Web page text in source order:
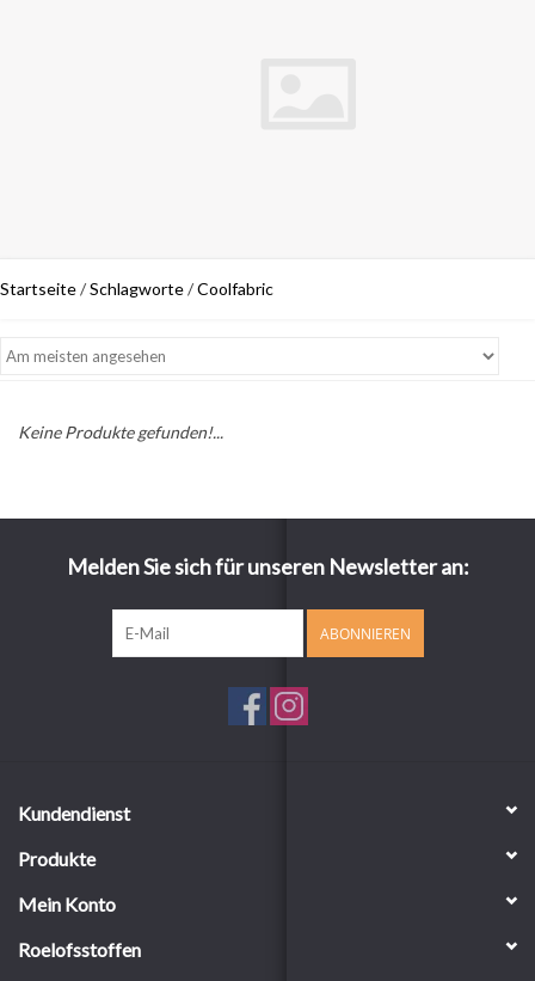
Startseite/Schlagworte/Coolfabric
Keine Produkte gefunden!...
Melden Sie sich für unseren Newsletter an:
ABONNIEREN
Kundendienst
Produkte
Mein Konto
Roelofsstoffen